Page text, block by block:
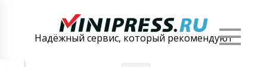
Надёжный сервис, который рекомендуют